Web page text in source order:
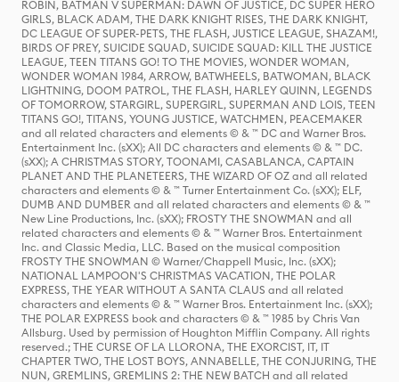
ROBIN, BATMAN V SUPERMAN: DAWN OF JUSTICE, DC SUPER HERO
GIRLS, BLACK ADAM, THE DARK KNIGHT RISES, THE DARK KNIGHT,
DC LEAGUE OF SUPER-PETS, THE FLASH, JUSTICE LEAGUE, SHAZAM!,
BIRDS OF PREY, SUICIDE SQUAD, SUICIDE SQUAD: KILL THE JUSTICE
LEAGUE, TEEN TITANS GO! TO THE MOVIES, WONDER WOMAN,
WONDER WOMAN 1984, ARROW, BATWHEELS, BATWOMAN, BLACK
LIGHTNING, DOOM PATROL, THE FLASH, HARLEY QUINN, LEGENDS
OF TOMORROW, STARGIRL, SUPERGIRL, SUPERMAN AND LOIS, TEEN
TITANS GO!, TITANS, YOUNG JUSTICE, WATCHMEN, PEACEMAKER
and all related characters and elements © & ™ DC and Warner Bros.
Entertainment Inc. (sXX); All DC characters and elements © & ™ DC.
(sXX); A CHRISTMAS STORY, TOONAMI, CASABLANCA, CAPTAIN
PLANET AND THE PLANETEERS, THE WIZARD OF OZ and all related
characters and elements © & ™ Turner Entertainment Co. (sXX); ELF,
DUMB AND DUMBER and all related characters and elements © & ™
New Line Productions, Inc. (sXX); FROSTY THE SNOWMAN and all
related characters and elements © & ™ Warner Bros. Entertainment
Inc. and Classic Media, LLC. Based on the musical composition
FROSTY THE SNOWMAN © Warner/Chappell Music, Inc. (sXX);
NATIONAL LAMPOON'S CHRISTMAS VACATION, THE POLAR
EXPRESS, THE YEAR WITHOUT A SANTA CLAUS and all related
characters and elements © & ™ Warner Bros. Entertainment Inc. (sXX);
THE POLAR EXPRESS book and characters © & ™ 1985 by Chris Van
Allsburg. Used by permission of Houghton Mifflin Company. All rights
reserved.; THE CURSE OF LA LLORONA, THE EXORCIST, IT, IT
CHAPTER TWO, THE LOST BOYS, ANNABELLE, THE CONJURING, THE
NUN, GREMLINS, GREMLINS 2: THE NEW BATCH and all related